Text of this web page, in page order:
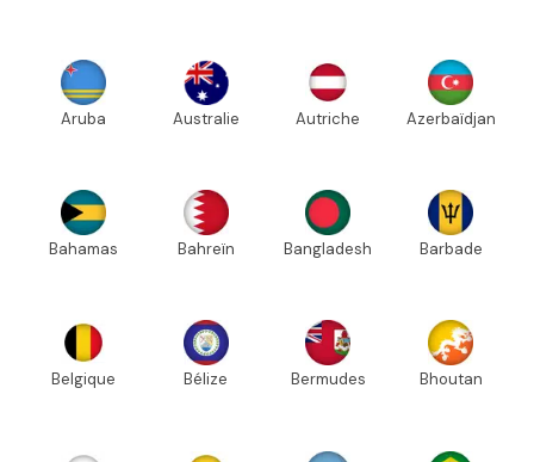
Aruba Australie Autriche Azerbaïdjan
Bahamas Bahreïn Bangladesh Barbade
Belgique Bélize Bermudes Bhoutan